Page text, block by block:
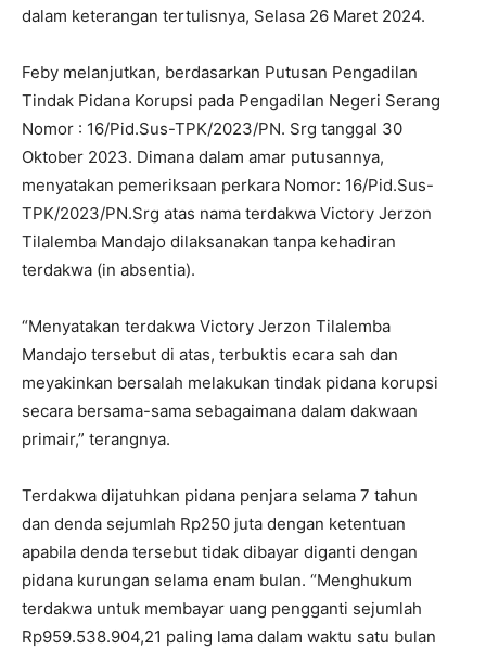
dalam keterangan tertulisnya, Selasa 26 Maret 2024.
Feby melanjutkan, berdasarkan Putusan Pengadilan
Tindak Pidana Korupsi pada Pengadilan Negeri Serang
Nomor : 16/Pid.Sus-TPK/2023/PN. Srg tanggal 30
Oktober 2023. Dimana dalam amar putusannya,
menyatakan pemeriksaan perkara Nomor: 16/Pid.Sus-
TPK/2023/PN.Srg atas nama terdakwa Victory Jerzon
Tilalemba Mandajo dilaksanakan tanpa kehadiran
terdakwa (in absentia).
“Menyatakan terdakwa Victory Jerzon Tilalemba
Mandajo tersebut di atas, terbuktis ecara sah dan
meyakinkan bersalah melakukan tindak pidana korupsi
secara bersama-sama sebagaimana dalam dakwaan
primair,” terangnya.
Terdakwa dijatuhkan pidana penjara selama 7 tahun
dan denda sejumlah Rp250 juta dengan ketentuan
apabila denda tersebut tidak dibayar diganti dengan
pidana kurungan selama enam bulan. “Menghukum
terdakwa untuk membayar uang pengganti sejumlah
Rp959.538.904,21 paling lama dalam waktu satu bulan